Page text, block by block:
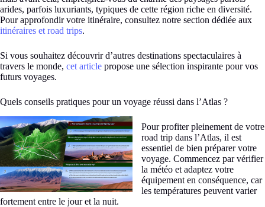
arides, parfois luxuriants, typiques de cette région riche en diversité.
Pour approfondir votre itinéraire, consultez notre section dédiée aux
itinéraires et road trips.
Si vous souhaitez découvrir d’autres destinations spectaculaires à
travers le monde, cet article propose une sélection inspirante pour vos
futurs voyages.
Quels conseils pratiques pour un voyage réussi dans l’Atlas ?
Pour profiter pleinement de votre
road trip dans l’Atlas, il est
essentiel de bien préparer votre
voyage. Commencez par vérifier
la météo et adaptez votre
équipement en conséquence, car
les températures peuvent varier
fortement entre le jour et la nuit.